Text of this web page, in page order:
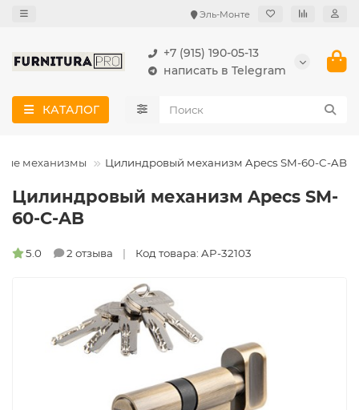
Эль-Монте
+7 (915) 190-05-13
написать в Telegram
КАТАЛОГ
механизмы Цилиндровый механизм Apecs SM-60-C-AB
Цилиндровый механизм Apecs SM-
60-C-AB
5.0 2 отзыва Код товара: AP-32103